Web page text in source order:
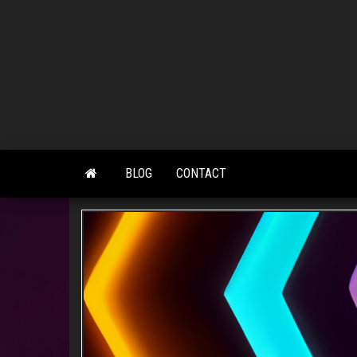
BLOG CONTACT